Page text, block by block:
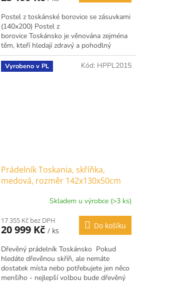
Postel z toskánské borovice se zásuvkami
(140x200) Postel z
borovice Toskánsko je věnována zejména
těm, kteří hledají zdravý a pohodlný
spánek. Protože trávíme hodně času v...
Vyrobeno v PL
Prádelník Toskania, skříňka,
medová, rozměr 142x130x50cm
Skladem u výrobce (>3 ks)
17 355 Kč bez DPH
20 999 Kč / ks
Do košíku
Dřevěný prádelník Toskánsko Pokud
hledáte dřevěnou skříň, ale nemáte
dostatek místa nebo potřebujete jen něco
menšího - nejlepší volbou bude dřevěný
Kód: HPPL2015